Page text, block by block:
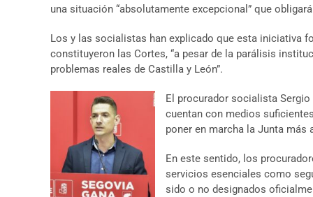
una situación “absolutamente excepcional” que
Los y las socialistas han explicado que esta iniciativa
constituyeron las Cortes, “a pesar de la parálisis
problemas reales de Castilla y León”.
El procurador socialista
cuentan con medios
poner en marcha la Junta más
En este sentido, los
servicios esenciales como
sido o no designados